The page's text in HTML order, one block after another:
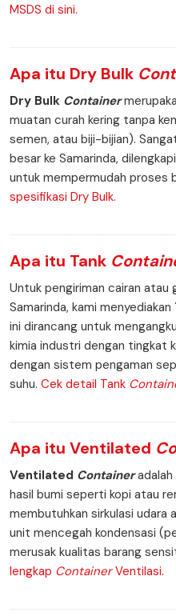
MSDS di sini.
Apa itu Dry Bulk
Dry Bulk Container
muatan curah kering tanpa
semen, atau biji-bijian).
besar ke Samarinda,
untuk mempermudah proses
spesifikasi Dry Bulk.
Apa itu Tank
Untuk pengiriman cairan atau
Samarinda, kami menyediakan
ini dirancang untuk
kimia industri dengan tingkat
dengan sistem pengaman
suhu. Cek detail Tank
Apa itu Ventilated
Ventilated Containeradalah
hasil bumi seperti kopi atau
membutuhkan sirkulasi udara
unit mencegah kondensasi
merusak kualitas barang
lengkap ContainerVentilasi.